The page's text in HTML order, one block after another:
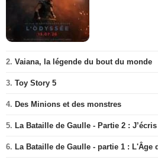
2. Vaiana, la légende du bout du monde
3. Toy Story 5
4. Des Minions et des monstres
5. La Bataille de Gaulle - Partie 2 :
6. La Bataille de Gaulle - partie 1 : L'Âge